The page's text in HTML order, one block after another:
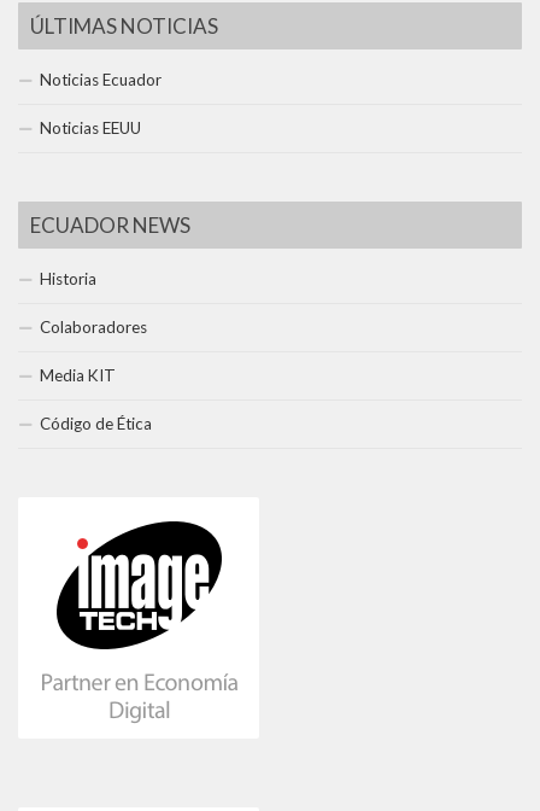
ÚLTIMAS NOTICIAS
Noticias Ecuador
Noticias EEUU
ECUADOR NEWS
Historia
Colaboradores
Media KIT
Código de Ética